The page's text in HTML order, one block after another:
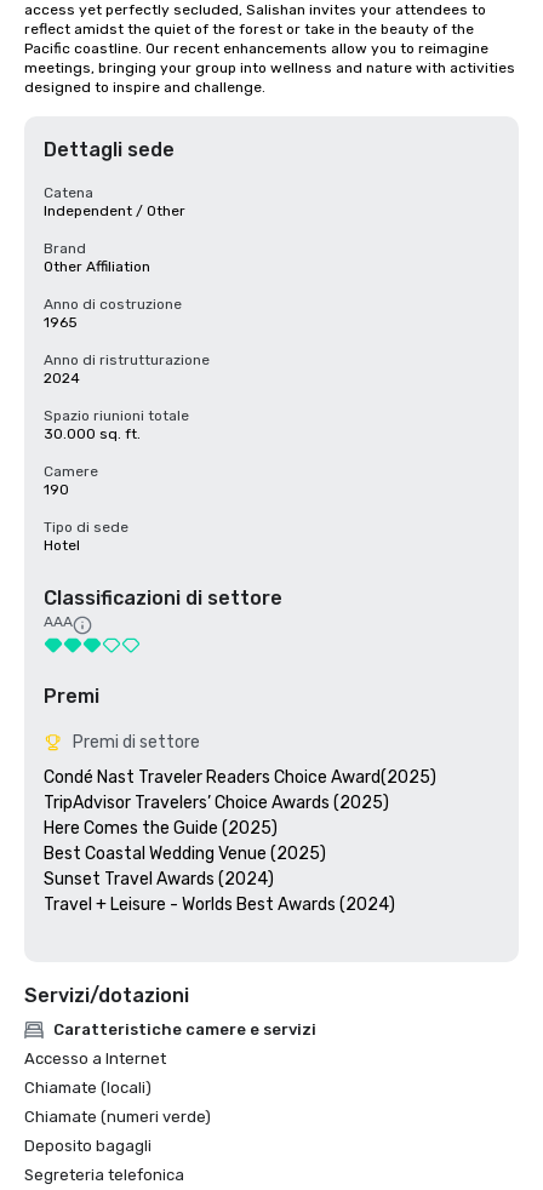
access yet perfectly secluded, Salishan invites your attendees to
reflect amidst the quiet of the forest or take in the beauty of the
Pacific coastline. Our recent enhancements allow you to reimagine
meetings, bringing your group into wellness and nature with activities
designed to inspire and challenge.
Dettagli sede
Catena
Independent / Other
Brand
Other Affiliation
Anno di costruzione
1965
Anno di ristrutturazione
2024
Spazio riunioni totale
30.000 sq. ft.
Camere
190
Tipo di sede
Hotel
Classificazioni di settore
AAA
Premi
Premi di settore
Condé Nast Traveler Readers Choice Award(2025)
TripAdvisor Travelers’ Choice Awards (2025)
Here Comes the Guide (2025)
Best Coastal Wedding Venue (2025)
Sunset Travel Awards (2024)
Travel + Leisure - Worlds Best Awards (2024)
Servizi/dotazioni
Caratteristiche camere e servizi
Accesso a Internet
Chiamate (locali)
Chiamate (numeri verde)
Deposito bagagli
Segreteria telefonica